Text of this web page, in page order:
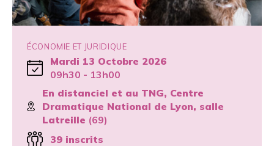
ÉCONOMIE ET JURIDIQUE
Mardi 13 Octobre 2026
09h30 - 13h00
En distanciel et au TNG, Centre
Dramatique National de Lyon, salle
Latreille (69)
39 inscrits